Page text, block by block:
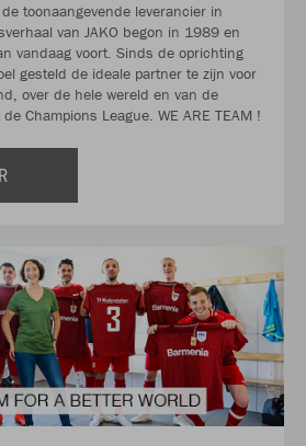
toonaangevende leverancier in
van JAKO begon in 1989 en
vandaag voort. Sinds de oprichting
gesteld de ideale partner te zijn voor
over de hele wereld en van de
Champions League. WE ARE TEAM !